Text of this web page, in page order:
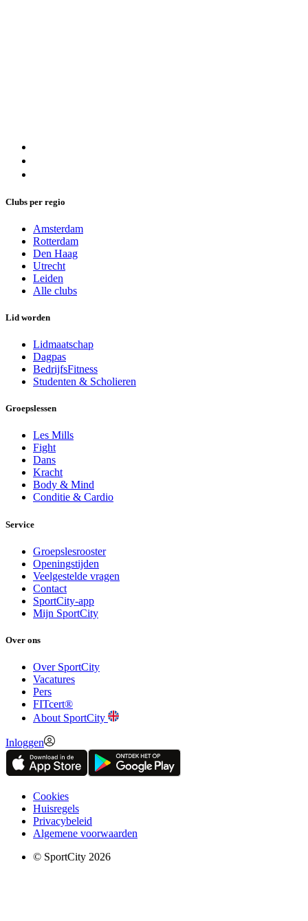
Clubs per regio
Amsterdam
Rotterdam
Den Haag
Utrecht
Leiden
Alle clubs
Lid worden
Lidmaatschap
Dagpas
BedrijfsFitness
Studenten & Scholieren
Groepslessen
Les Mills
Fight
Dans
Kracht
Body & Mind
Conditie & Cardio
Service
Groepslesrooster
Openingstijden
Veelgestelde vragen
Contact
SportCity-app
Mijn SportCity
Over ons
Over SportCity
Vacatures
Pers
FITcert®
About SportCity
Inloggen
Cookies
Huisregels
Privacybeleid
Algemene voorwaarden
© SportCity 2026